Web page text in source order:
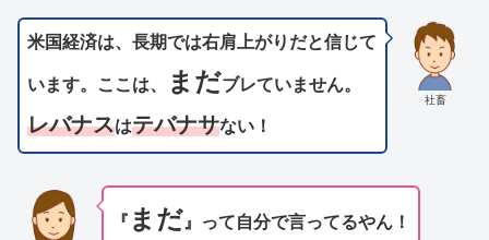
社畜
米国経済は、長期では右肩上がりだと信じて
います。ここは、 まだブレていません。
レバナスはテバナサない！
『 まだ 』って自分で言ってるやん！